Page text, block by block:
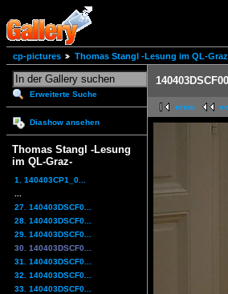
cp-pictures Thomas Stangl -Lesung im QL-
Erweiterte Suche
Diashow ansehen
Thomas Stangl -Lesung
im QL-Graz-
1. 140403CP1_0...
27. 140403DSCF0...
28. 140403DSCF0...
29. 140403DSCF0...
30. 140403DSCF0...
31. 140403DSCF0...
32. 140403DSCF0...
33. 140403DSCF0...
erste